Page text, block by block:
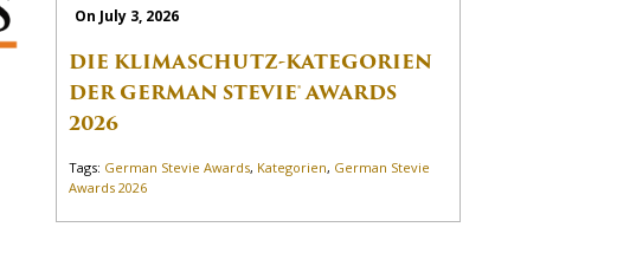
On July 3, 2026
DIE KLIMASCHUTZ-KATEGORIEN
DER GERMAN STEVIE® AWARDS
2026
Tags: German Stevie Awards, Kategorien, German Stevie
Awards 2026